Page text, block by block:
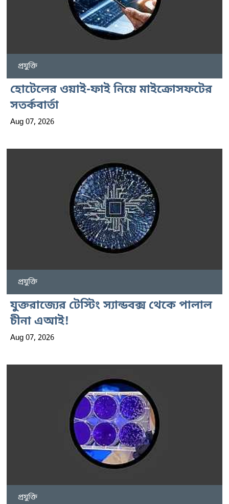
প্রযুক্তি
হোটেলের ওয়াই-ফাই নিয়ে মাইক্রোসফটের
সতর্কবার্তা
Aug 07, 2026
প্রযুক্তি
যুক্তরাজ্যের টেস্টিং স্যান্ডবক্স থেকে পালাল
চীনা এআই!
Aug 07, 2026
প্রযুক্তি